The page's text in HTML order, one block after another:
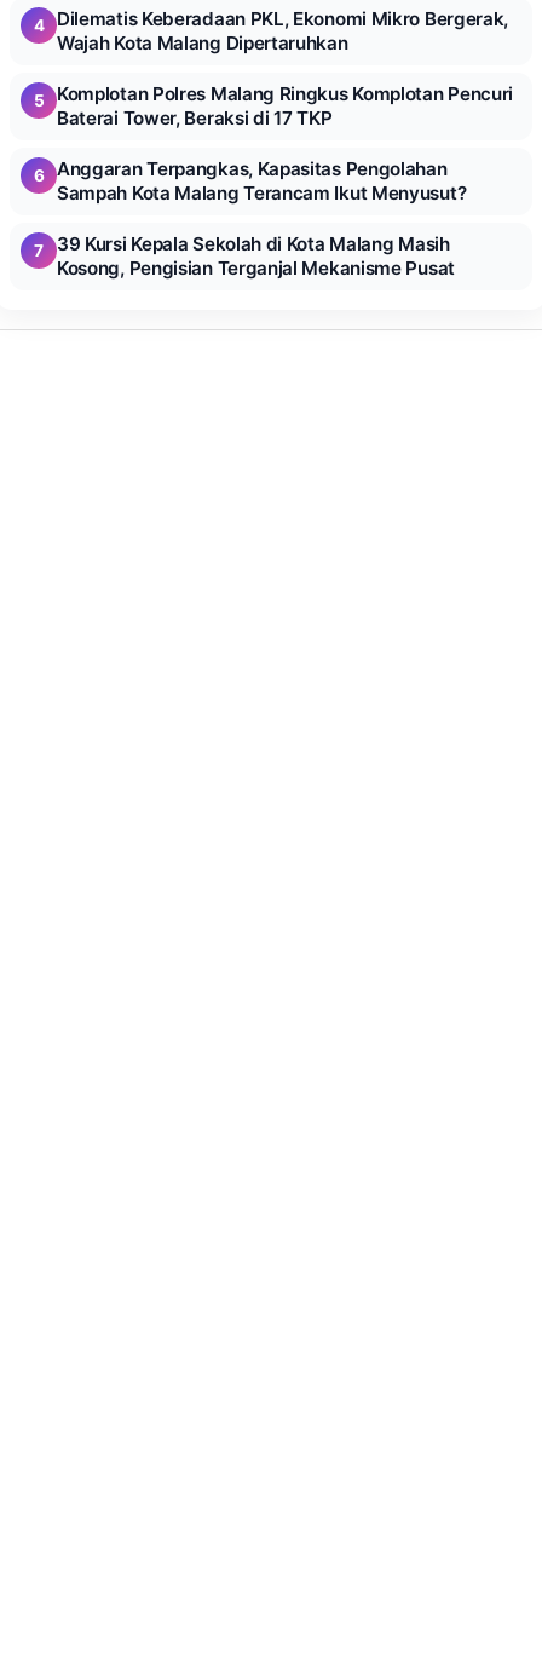
4
Dilematis Keberadaan PKL, Ekonomi Mikro Bergerak,
Wajah Kota Malang Dipertaruhkan
5
Komplotan Polres Malang Ringkus Komplotan Pencuri
Baterai Tower, Beraksi di 17 TKP
6
Anggaran Terpangkas, Kapasitas Pengolahan
Sampah Kota Malang Terancam Ikut Menyusut?
7
39 Kursi Kepala Sekolah di Kota Malang Masih
Kosong, Pengisian Terganjal Mekanisme Pusat